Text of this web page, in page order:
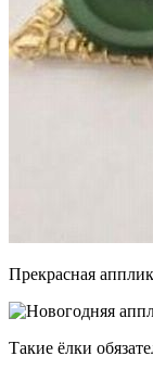
Прекрасная
Такие ёлки